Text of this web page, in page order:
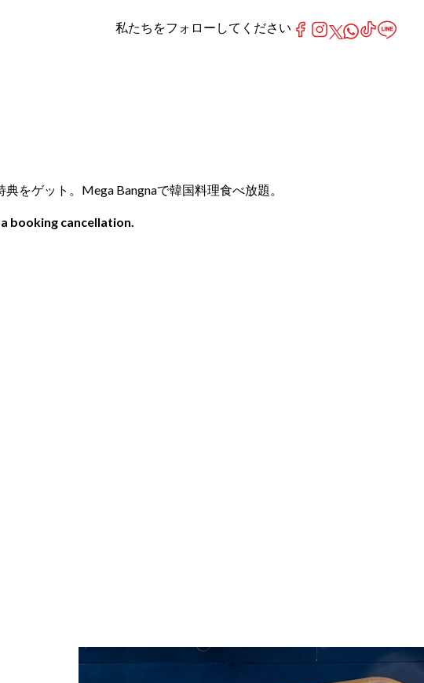
をゲット。Mega Bangnaで韓国料理食べ放題。
booking cancellation.
私たちをフォローしてください